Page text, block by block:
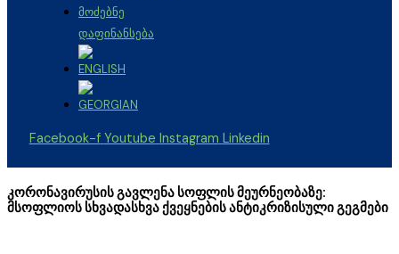
ᲛᲝᲫᲔᲑᲜᲔ
ᲓᲐᲤᲘᲜᲐᲜᲡᲔᲑᲐ
Facebook-f Youtube Instagram Linkedin
კორონავირუსის გავლენა სოფლის მეურნეობაზე:
მსოფლიოს სხვადასხვა ქვეყნების ანტიკრიზისული გეგმები